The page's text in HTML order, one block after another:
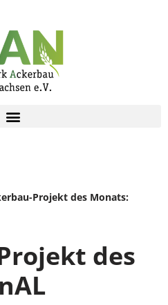
Projekt des Monats:
des